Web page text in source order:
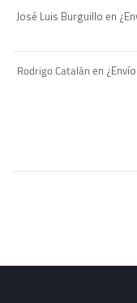
José Luis Burguillo en
Rodrigo Catalán en